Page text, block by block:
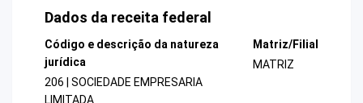
Dados da receita federal
Código e descrição da natureza
jurídica
206 | SOCIEDADE EMPRESARIA
LIMITADA
Matriz/Filial
MATRIZ